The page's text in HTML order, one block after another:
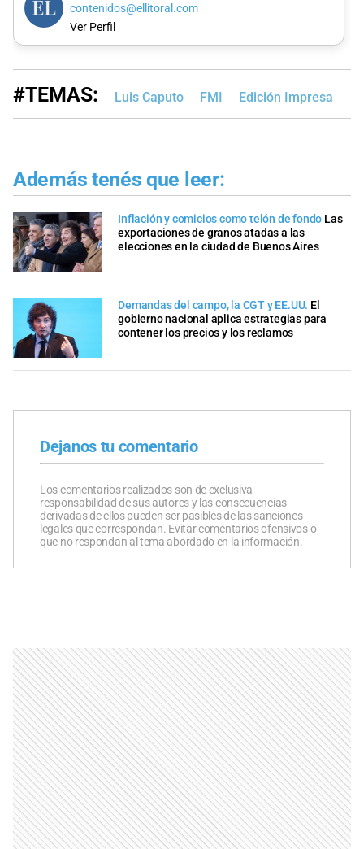
contenidos@ellitoral.com
Ver Perfil
#TEMAS: Luis Caputo FMI Edición Impresa
Además tenés que leer:
Inflación y comicios como telón de fondo Las
exportaciones de granos atadas a las
elecciones en la ciudad de Buenos Aires
Demandas del campo, la CGT y EE.UU. El
gobierno nacional aplica estrategias para
contener los precios y los reclamos
Dejanos tu comentario
Los comentarios realizados son de exclusiva
responsabilidad de sus autores y las consecuencias
derivadas de ellos pueden ser pasibles de las sanciones
legales que correspondan. Evitar comentarios ofensivos o
que no respondan al tema abordado en la información.